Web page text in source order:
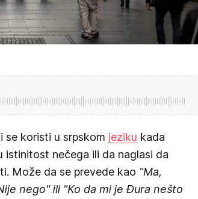
se koristi u srpskom jeziku kada
istinitost nečega ili da naglasi da
Može da se prevede kao "Ma,
nego" ili "Ko da mi je Đura nešto